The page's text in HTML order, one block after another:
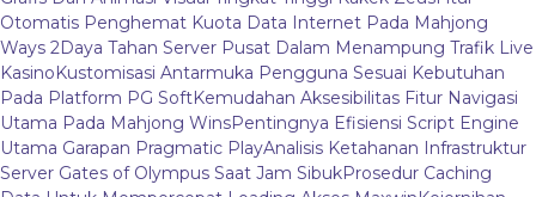
Otomatis Penghemat Kuota Data Internet Pada Mahjong
Ways 2Daya Tahan Server Pusat Dalam Menampung Trafik Live
KasinoKustomisasi Antarmuka Pengguna Sesuai Kebutuhan
Pada Platform PG SoftKemudahan Aksesibilitas Fitur Navigasi
Utama Pada Mahjong WinsPentingnya Efisiensi Script Engine
Utama Garapan Pragmatic PlayAnalisis Ketahanan Infrastruktur
Server Gates of Olympus Saat Jam SibukProsedur Caching